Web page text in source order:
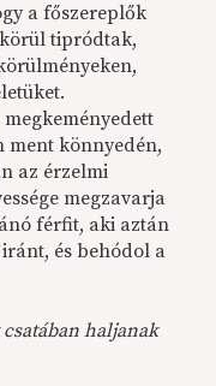
a főszereplők
tipródtak,
megkeményedett
ment könnyedén,
az érzelmi
megzavarja
férfit, aki aztán
és behódol a
haljanak